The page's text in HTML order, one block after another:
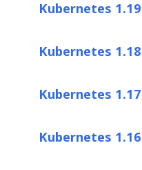
Kubernetes 1.19
Kubernetes 1.18
Kubernetes 1.17
Kubernetes 1.16